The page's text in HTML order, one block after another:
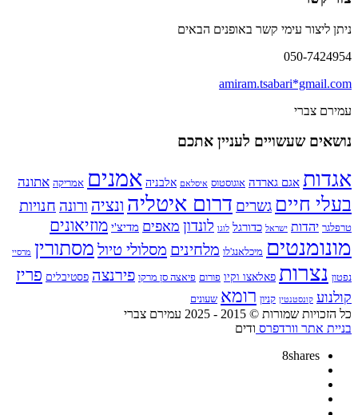
ניתן ליצור עימי קשר באופנים הבאים
050-7424954
amiram.tsabari*gmail.com
עמירם צברי
נושאים שעשויים לעניין אתכם
אגדות אגם גארדה אוגוסטוס איסלאם אלבניה אמנים אמריקה אתונה
בעלי חיים גשרים דרום איטליה ונציה ורונה חנויות
טרפלגר יהדות ישראל כדורגל לוגו לונדון מאפים מדיצ'י מוזיאונים
מונומנטים מיכלאנג'לו מלחינים מסלולי טיול מסתורין מרסיי
נפטון נצרות פאלאצו וקיו פורום פיאצה סן מרקו פירנצה פסטיבלים פריז
קולנוע קונסטנטין קניון רומא שעונים
כל הזכויות שמורות © 2015 - 2025 עמירם צברי
בניית אתר וורדפרס ודים
8shares